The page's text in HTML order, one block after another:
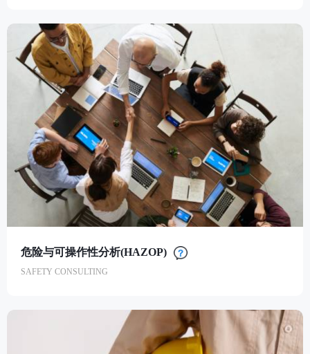
安全评估
SAFETY EVALUATION
危险与可操作性分析(HAZOP)
SAFETY CONSULTING
危险与可操作性分析(HAZOP)
SAFETY CONSULTING